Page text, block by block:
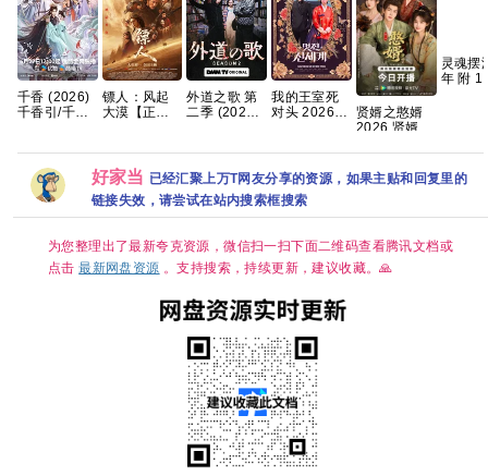
千香 (2026)
千香引/千香
简中字幕 单
集1～5GB】
夸克百度网
盘资源
镖人：风起
大漠【正式
霆锋｜武侠/
动作】 【蓝
光原盘
REMUX｜国
粤双语】夸
外道之歌 第
二季 (2026)
又名: 外道の
歌 2 夸克
我的王室死
对头 2026
情】 【林智
妍 / 许南俊】
【韩剧中
字】
贤婿之憨婿
2026 贤婿2
情 潘毅鸿 朱
容君 范梦 徐
紫茵 已更最
灵魂摆
年 附
好家当 已经汇聚上万T网友分享的资源，如果主贴和回复里的
链接失效，请尝试在站内搜索框搜索
为您整理出了最新夸克资源，微信扫一扫下面二维码查看腾讯文档或
点击最新网盘资源 。支持搜索，持续更新，建议收藏。🙏